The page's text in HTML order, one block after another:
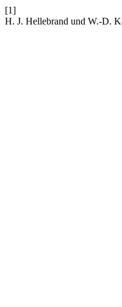
[1]
H. J. Hellebrand und W.-D.